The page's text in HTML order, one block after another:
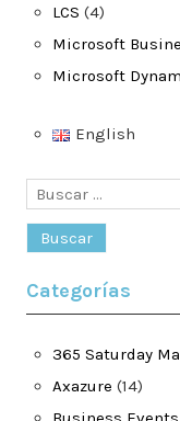
LCS (4)
Microsoft
Microsoft
English
Buscar:
Categorías
365 Saturday
Axazure (14)